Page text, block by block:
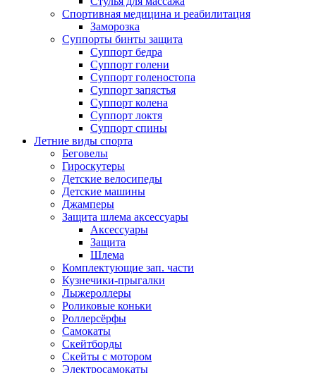
Спортивная медицина и реабилитация
Заморозка
Суппорты бинты защита
Суппорт бедра
Суппорт голени
Суппорт голеностопа
Суппорт запястья
Суппорт колена
Суппорт локтя
Суппорт спины
Летние виды спорта
Беговелы
Гироскутеры
Детские велосипеды
Детские машины
Джамперы
Защита шлема аксессуары
Аксессуары
Защита
Шлема
Комплектующие зап. части
Кузнечики-прыгалки
Лыжероллеры
Роликовые коньки
Роллерсёрфы
Самокаты
Скейтборды
Скейты с мотором
Электросамокаты